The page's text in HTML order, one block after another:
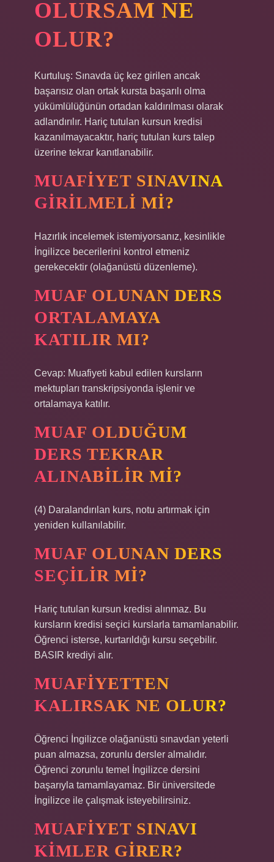
OLURSAM NE
OLUR?
Kurtuluş: Sınavda üç kez girilen ancak
başarısız olan ortak kursta başarılı olma
yükümlülüğünün ortadan kaldırılması olarak
adlandırılır. Hariç tutulan kursun kredisi
kazanılmayacaktır, hariç tutulan kurs talep
üzerine tekrar kanıtlanabilir.
MUAFIYET SINAVINA
GIRILMELI MI?
Hazırlık incelemek istemiyorsanız, kesinlikle
İngilizce becerilerini kontrol etmeniz
gerekecektir (olağanüstü düzenleme).
MUAF OLUNAN DERS
ORTALAMAYA
KATILIR MI?
Cevap: Muafiyeti kabul edilen kursların
mektupları transkripsiyonda işlenir ve
ortalamaya katılır.
MUAF OLDUĞUM
DERS TEKRAR
ALINABILIR MI?
(4) Daralandırılan kurs, notu artırmak için
yeniden kullanılabilir.
MUAF OLUNAN DERS
SEÇILIR MI?
Hariç tutulan kursun kredisi alınmaz. Bu
kursların kredisi seçici kurslarla tamamlanabilir.
Öğrenci isterse, kurtarıldığı kursu seçebilir.
BASIR krediyi alır.
MUAFIYETTEN
KALIRSAK NE OLUR?
Öğrenci İngilizce olağanüstü sınavdan yeterli
puan almazsa, zorunlu dersler almalıdır.
Öğrenci zorunlu temel İngilizce dersini
başarıyla tamamlayamaz. Bir üniversitede
İngilizce ile çalışmak isteyebilirsiniz.
MUAFIYET SINAVI
KIMLER GIRER?